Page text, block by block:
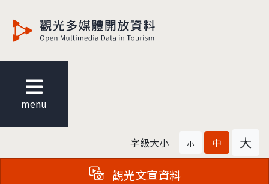
menu
字級大小 小 中 大
觀光文宣資料